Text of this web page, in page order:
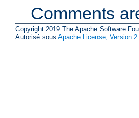
Comments
Copyright 2019 The Apache Software
Autorisé sous Apache License, Version